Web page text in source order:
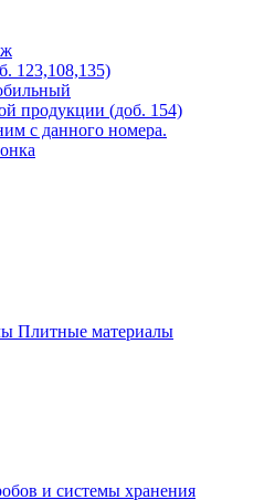
123,108,135)
продукции (доб. 154)
с данного номера.
Плитные материалы